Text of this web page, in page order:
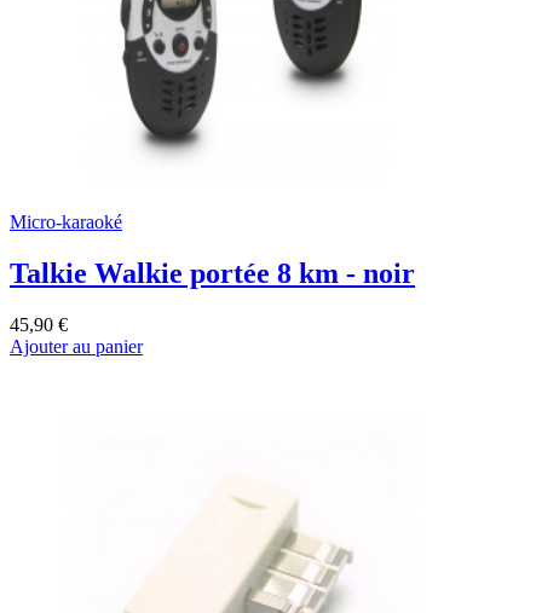
Micro-karaoké
Talkie Walkie portée 8 km - noir
45,90 €
Ajouter au panier